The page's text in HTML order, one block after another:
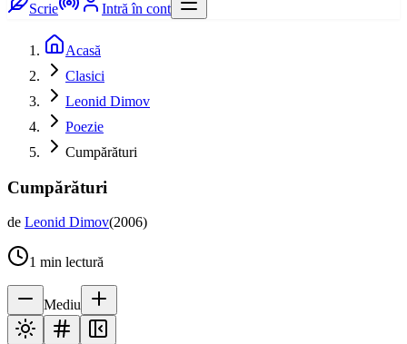
Scrie Intră în cont
Acasă
Clasici
Leonid Dimov
Poezie
Cumpărături
Cumpărături
de Leonid Dimov(2006)
1 min lectură
Mediu